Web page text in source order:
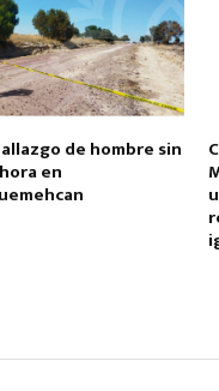
de hombre sin
en